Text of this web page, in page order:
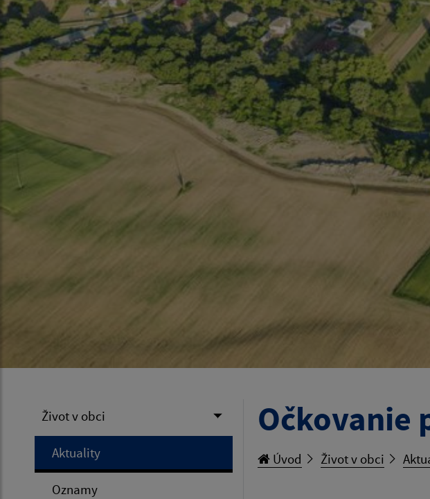
Život v obci
Aktuality
Oznamy
Očkovanie
Úvod Život v obci